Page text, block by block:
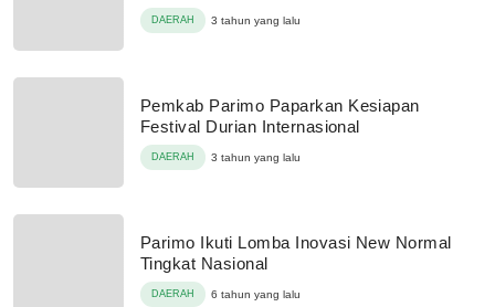
DAERAH 3 tahun yang lalu
Pemkab Parimo Paparkan Kesiapan
Festival Durian Internasional
DAERAH 3 tahun yang lalu
Parimo Ikuti Lomba Inovasi New Normal
Tingkat Nasional
DAERAH 6 tahun yang lalu